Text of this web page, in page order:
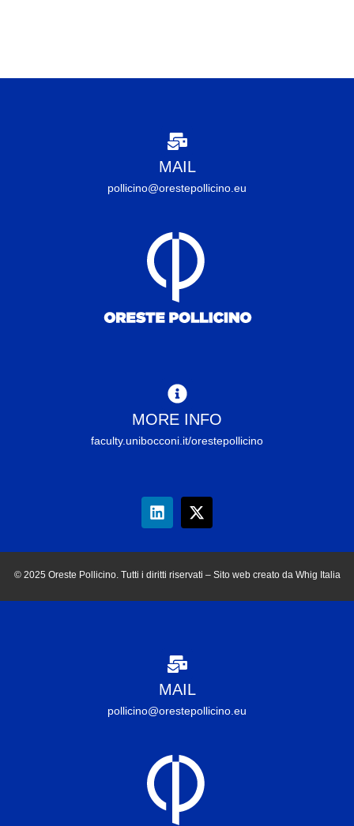
MAIL
pollicino@orestepollicino.eu
MORE INFO
faculty.unibocconi.it/orestepollicino
© 2025 Oreste Pollicino. Tutti i diritti riservati – Sito web creato da Whig Italia
MAIL
pollicino@orestepollicino.eu